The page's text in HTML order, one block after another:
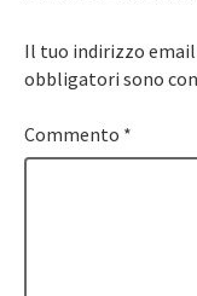
Il tuo indirizzo
obbligatori sono
Commento *